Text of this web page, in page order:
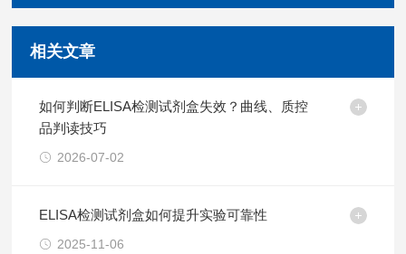
相关文章
如何判断ELISA检测试剂盒失效？曲线、质控
品判读技巧
2026-07-02
ELISA检测试剂盒如何提升实验可靠性
2025-11-06